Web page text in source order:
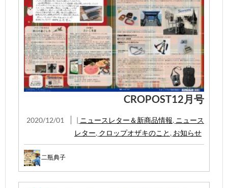
CROPOST12月号
2020/12/01 | ニュースレター＆新商品情報, ニュース
レター, クロップオザキのこと , お知らせ
二瓶典子